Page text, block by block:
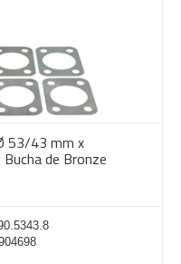
53/43 mm x
de Bronze